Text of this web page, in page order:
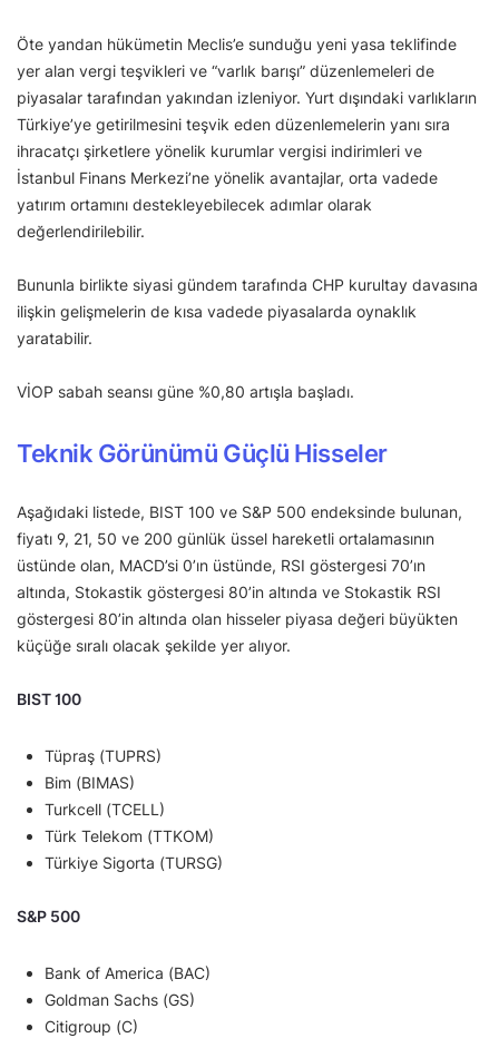
Öte yandan hükümetin Meclis’e sunduğu yeni yasa teklifinde
yer alan vergi teşvikleri ve “varlık barışı” düzenlemeleri de
piyasalar tarafından yakından izleniyor. Yurt dışındaki varlıkların
Türkiye’ye getirilmesini teşvik eden düzenlemelerin yanı sıra
ihracatçı şirketlere yönelik kurumlar vergisi indirimleri ve
İstanbul Finans Merkezi’ne yönelik avantajlar, orta vadede
yatırım ortamını destekleyebilecek adımlar olarak
değerlendirilebilir.
Bununla birlikte siyasi gündem tarafında CHP kurultay davasına
ilişkin gelişmelerin de kısa vadede piyasalarda oynaklık
yaratabilir.
VİOP sabah seansı güne %0,80 artışla başladı.
Teknik Görünümü Güçlü Hisseler
Aşağıdaki listede, BIST 100 ve S&P 500 endeksinde bulunan,
fiyatı 9, 21, 50 ve 200 günlük üssel hareketli ortalamasının
üstünde olan, MACD’si 0’ın üstünde, RSI göstergesi 70’ın
altında, Stokastik göstergesi 80’in altında ve Stokastik RSI
göstergesi 80’in altında olan hisseler piyasa değeri büyükten
küçüğe sıralı olacak şekilde yer alıyor.
BIST 100
Tüpraş (TUPRS)
Bim (BIMAS)
Turkcell (TCELL)
Türk Telekom (TTKOM)
Türkiye Sigorta (TURSG)
S&P 500
Bank of America (BAC)
Goldman Sachs (GS)
Citigroup (C)